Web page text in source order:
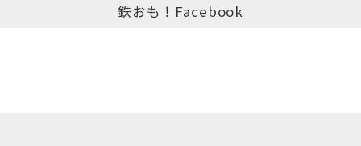
鉄おも！Facebook